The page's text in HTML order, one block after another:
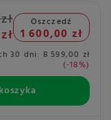
Oszczedź
1 600,00 zł
30 dni: 8 599,00 zł
-18%